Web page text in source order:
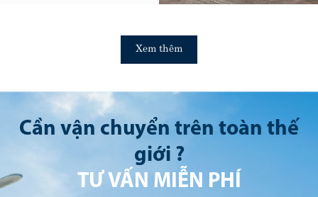
Xem thêm
Cần vận chuyển trên toàn thế
giới ?
TƯ VẤN MIỄN PHÍ